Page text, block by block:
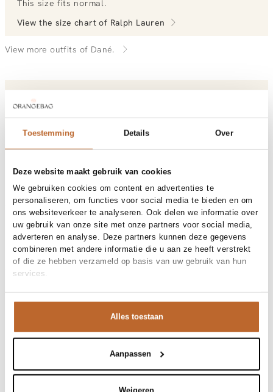
Toestemming Details Over
Deze website maakt gebruik van cookies
We gebruiken cookies om content en advertenties te
personaliseren, om functies voor social media te bieden en om
ons websiteverkeer te analyseren. Ook delen we informatie over
uw gebruik van onze site met onze partners voor social media,
adverteren en analyse. Deze partners kunnen deze gegevens
combineren met andere informatie die u aan ze heeft verstrekt
of die ze hebben verzameld op basis van uw gebruik van hun
services.
Alles toestaan
Aanpassen
This size fits normal .
View the size chart of Ralph Lauren
View more outfits of Dané.
Order by, morning gratis delivered tomorrow
Free shipping over €99
30-day returns
Materials and care
Material
Cashmere, Katoen, Wol
Cleaning
Hand wash
Size and fit
Size advice
This size fits normal
Fit
Losvallend
Size model
S
Product details
Brand
Ralph Lauren
Product number brand
211971865501
Product name
PULLOVER
Variantnummer
00036618
FLANNEL GREY HEATHER
00036618
Lange mouw
Cashmere mix trui met logo
Shipping and Returns
At Orangebag, you get free delivery on orders over €99. All
orders are sent with a track & trace code, so you can always
track your parcel. If you place your order before 9.45 pm on
Do you have any questions about our products or need help
placing an order? Our customer service team is here to help!
info@orangebag.com
Shop the look
Deze klassieke kabeltrui van Ralph Lauren is zo’n item
dat nooit uit de mode raakt. De slanke pasvorm en het